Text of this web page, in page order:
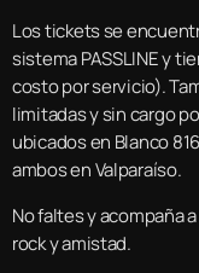
Los tickets se
sistema PASSLINE y
costo por servicio).
limitadas y sin cargo
ubicados en Blanco
ambos en Valparaíso.
No faltes y acompaña
rock y amistad.